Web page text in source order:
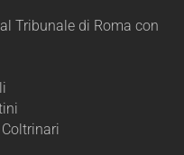
Tribunale di Roma con